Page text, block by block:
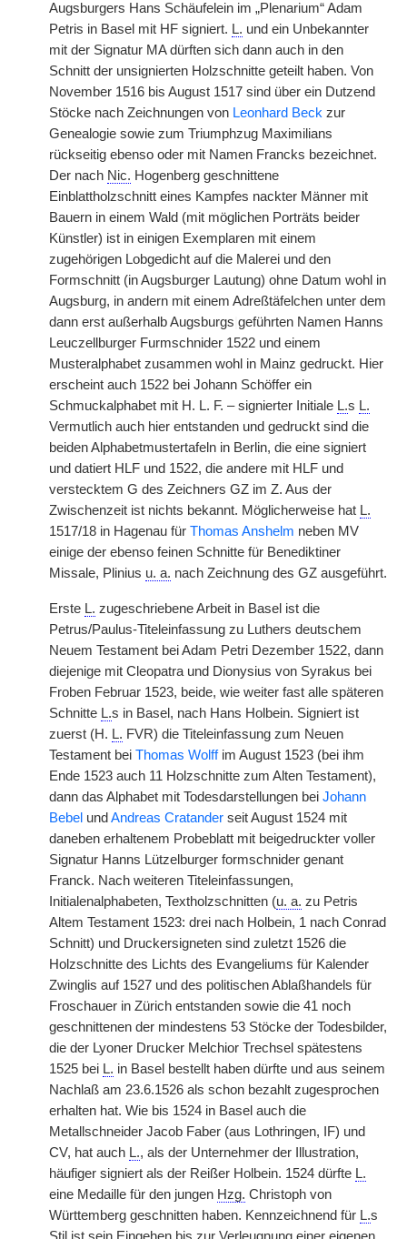
Augsburgers Hans Schäufelein im „Plenarium“ Adam
Petris in Basel mit HF signiert. L. und ein Unbekannter
mit der Signatur MA dürften sich dann auch in den
Schnitt der unsignierten Holzschnitte geteilt haben. Von
November 1516 bis August 1517 sind über ein Dutzend
Stöcke nach Zeichnungen von Leonhard Beck zur
Genealogie sowie zum Triumphzug Maximilians
rückseitig ebenso oder mit Namen Francks bezeichnet.
Der nach Nic. Hogenberg geschnittene
Einblattholzschnitt eines Kampfes nackter Männer mit
Bauern in einem Wald (mit möglichen Porträts beider
Künstler) ist in einigen Exemplaren mit einem
zugehörigen Lobgedicht auf die Malerei und den
Formschnitt (in Augsburger Lautung) ohne Datum wohl in
Augsburg, in andern mit einem Adreßtäfelchen unter dem
dann erst außerhalb Augsburgs geführten Namen Hanns
Leuczellburger Furmschnider 1522 und einem
Musteralphabet zusammen wohl in Mainz gedruckt. Hier
erscheint auch 1522 bei Johann Schöffer ein
Schmuckalphabet mit H. L. F. – signierter Initiale L.s L.
Vermutlich auch hier entstanden und gedruckt sind die
beiden Alphabetmustertafeln in Berlin, die eine signiert
und datiert HLF und 1522, die andere mit HLF und
verstecktem G des Zeichners GZ im Z. Aus der
Zwischenzeit ist nichts bekannt. Möglicherweise hat L.
1517/18 in Hagenau für Thomas Anshelm neben MV
einige der ebenso feinen Schnitte für Benediktiner
Missale, Plinius u. a. nach Zeichnung des GZ ausgeführt.
Erste L. zugeschriebene Arbeit in Basel ist die
Petrus/Paulus-Titeleinfassung zu Luthers deutschem
Neuem Testament bei Adam Petri Dezember 1522, dann
diejenige mit Cleopatra und Dionysius von Syrakus bei
Froben Februar 1523, beide, wie weiter fast alle späteren
Schnitte L.s in Basel, nach Hans Holbein. Signiert ist
zuerst (H. L. FVR) die Titeleinfassung zum Neuen
Testament bei Thomas Wolffim August 1523 (bei ihm
Ende 1523 auch 11 Holzschnitte zum Alten Testament),
dann das Alphabet mit Todesdarstellungen bei Johann
Bebel und Andreas Cratander seit August 1524 mit
daneben erhaltenem Probeblatt mit beigedruckter voller
Signatur Hanns Lützelburger formschnider genant
Franck. Nach weiteren Titeleinfassungen,
Initialenalphabeten, Textholzschnitten (u. a. zu Petris
Altem Testament 1523: drei nach Holbein, 1 nach Conrad
Schnitt) und Druckersigneten sind zuletzt 1526 die
Holzschnitte des Lichts des Evangeliums für Kalender
Zwinglis auf 1527 und des politischen Ablaßhandels für
Froschauer in Zürich entstanden sowie die 41 noch
geschnittenen der mindestens 53 Stöcke der Todesbilder,
die der Lyoner Drucker Melchior Trechsel spätestens
1525 bei L. in Basel bestellt haben dürfte und aus seinem
Nachlaß am 23.6.1526 als schon bezahlt zugesprochen
erhalten hat. Wie bis 1524 in Basel auch die
Metallschneider Jacob Faber (aus Lothringen, IF) und
CV, hat auch L., als der Unternehmer der Illustration,
häufiger signiert als der Reißer Holbein. 1524 dürfte L.
eine Medaille für den jungen Hzg. Christoph von
Württemberg geschnitten haben. Kennzeichnend für L.s